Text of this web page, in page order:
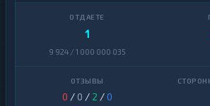
1
9 924 / 1 000 000 035
0 / 0 / 2 /0